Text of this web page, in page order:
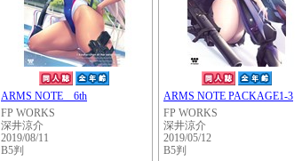
ARMS NOTE 6th
FP WORKS
深井涼介
2019/08/11
B5判
ARMS NOTE PACKAGE1-3
FP WORKS
深井涼介
2019/05/12
B5判